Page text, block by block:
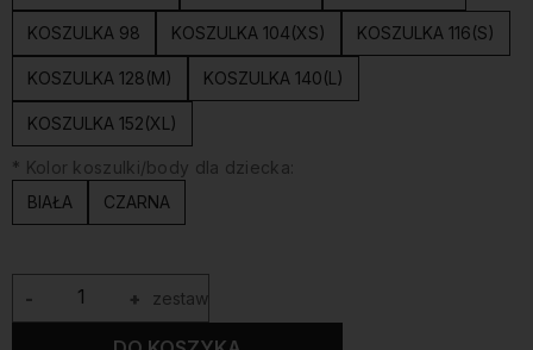
KOSZULKA 98 KOSZULKA 104(XS) KOSZULKA 116(S)
KOSZULKA 128(M) KOSZULKA 140(L)
KOSZULKA 152(XL)
* Kolor koszulki/body dla dziecka:
BIAŁA
CZARNA
+
- zestaw